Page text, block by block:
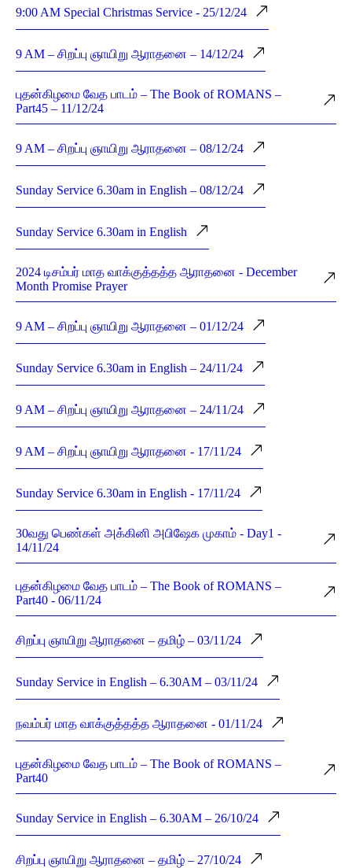
9:00 AM Special Christmas Service - 25/12/24
9 AM – சிறப்பு ஞாயிறு ஆராதனை – 14/12/24
புதன்கிழமை வேத பாடம் – The Book of ROMANS –
Part45 – 11/12/24
9 AM – சிறப்பு ஞாயிறு ஆராதனை – 08/12/24
Sunday Service 6.30am in English – 08/12/24
Sunday Service 6.30am in English
2024 டிசம்பர் மாத வாக்குத்தத்த ஆராதனை - December
Month Promise Prayer
9 AM – சிறப்பு ஞாயிறு ஆராதனை – 01/12/24
Sunday Service 6.30am in English – 24/11/24
9 AM – சிறப்பு ஞாயிறு ஆராதனை – 24/11/24
9 AM – சிறப்பு ஞாயிறு ஆராதனை - 17/11/24
Sunday Service 6.30am in English - 17/11/24
30வது பெண்கள் அக்கினி அபிஷேக முகாம் - Day1 -
14/11/24
புதன்கிழமை வேத பாடம் – The Book of ROMANS –
Part40 - 06/11/24
சிறப்பு ஞாயிறு ஆராதனை – தமிழ் – 03/11/24
Sunday Service in English – 6.30AM – 03/11/24
நவம்பர் மாத வாக்குத்தத்த ஆராதனை - 01/11/24
புதன்கிழமை வேத பாடம் – The Book of ROMANS –
Part40
Sunday Service in English – 6.30AM – 26/10/24
சிறப்பு ஞாயிறு ஆராதனை – தமிழ் – 27/10/24